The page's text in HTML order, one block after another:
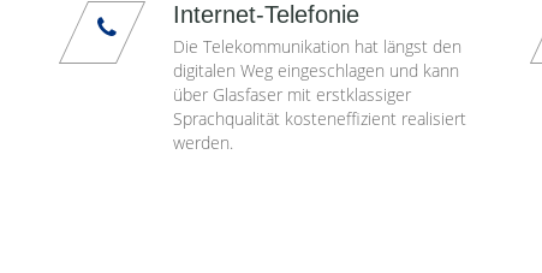
Internet-Telefonie
Die Telekommunikation hat längst den
digitalen Weg eingeschlagen und kann
über Glasfaser mit erstklassiger
Sprachqualität kosteneffizient realisiert
werden.